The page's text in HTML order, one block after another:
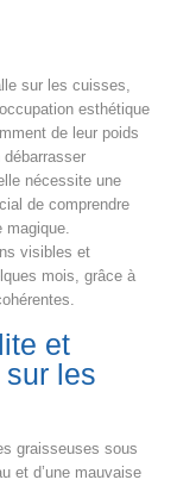
sur les cuisses,
esthétique
de leur poids
débarrasser
nécessite une
de comprendre
magique.
visibles et
mois, grâce à
et
les
graisseuses sous
et d’une mauvaise